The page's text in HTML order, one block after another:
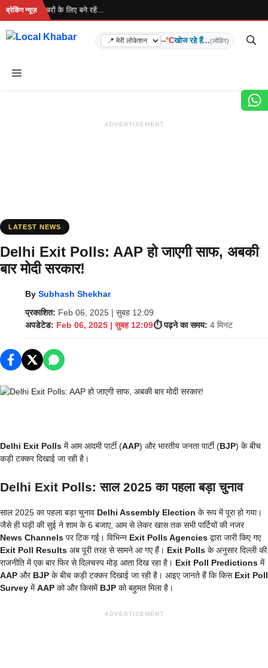
Skip
content
ब्रेकिंग न्यूज़
है... ताज़ा खबरों के लिए बने रहें...
--°Cखोज रहे हैं...(लोडिंग)
Menu
ADVERTISEMENT
LATEST NEWS
Delhi Exit Polls: AAP हो जाएगी साफ, अबकी
बार मोदी सरकार!
By Subhash Shekhar
प्रकाशित: Feb 06, 2025 | सुबह 12:09
अपडेटेड: Feb 06, 2025 | सुबह 12:09⏱️ पढ़ने का समय: 4 मिनट
Delhi Exit Polls में आम आदमी पार्टी (AAP) और भारतीय जनता पार्टी (BJP) के बीच
कड़ी टक्कर दिखाई जा रही है।
Delhi Exit Polls: साल 2025 का पहला बड़ा चुनाव
साल 2025 का पहला बड़ा चुनाव Delhi Assembly Election के रूप में पूरा हो गया।
जैसे ही घड़ी की सुई ने शाम के 6 बजाए, आम से लेकर खास तक सभी पार्टियों की नजर
News Channels पर टिक गई। विभिन्न Exit Polls Agencies द्वारा जारी किए गए
Exit Poll Results अब पूरी तरह से सामने आ गए हैं। Exit Polls के अनुसार दिल्ली की
राजनीति में एक बार फिर से दिलचस्प मोड़ आता दिख रहा है। Exit Poll Predictions में
AAP और BJP के बीच कड़ी टक्कर दिखाई जा रही है। आइए जानते हैं कि किस Exit Poll
Survey मेंAAP को और किसमें BJP को बहुमत मिला है।
ADVERTISEMENT